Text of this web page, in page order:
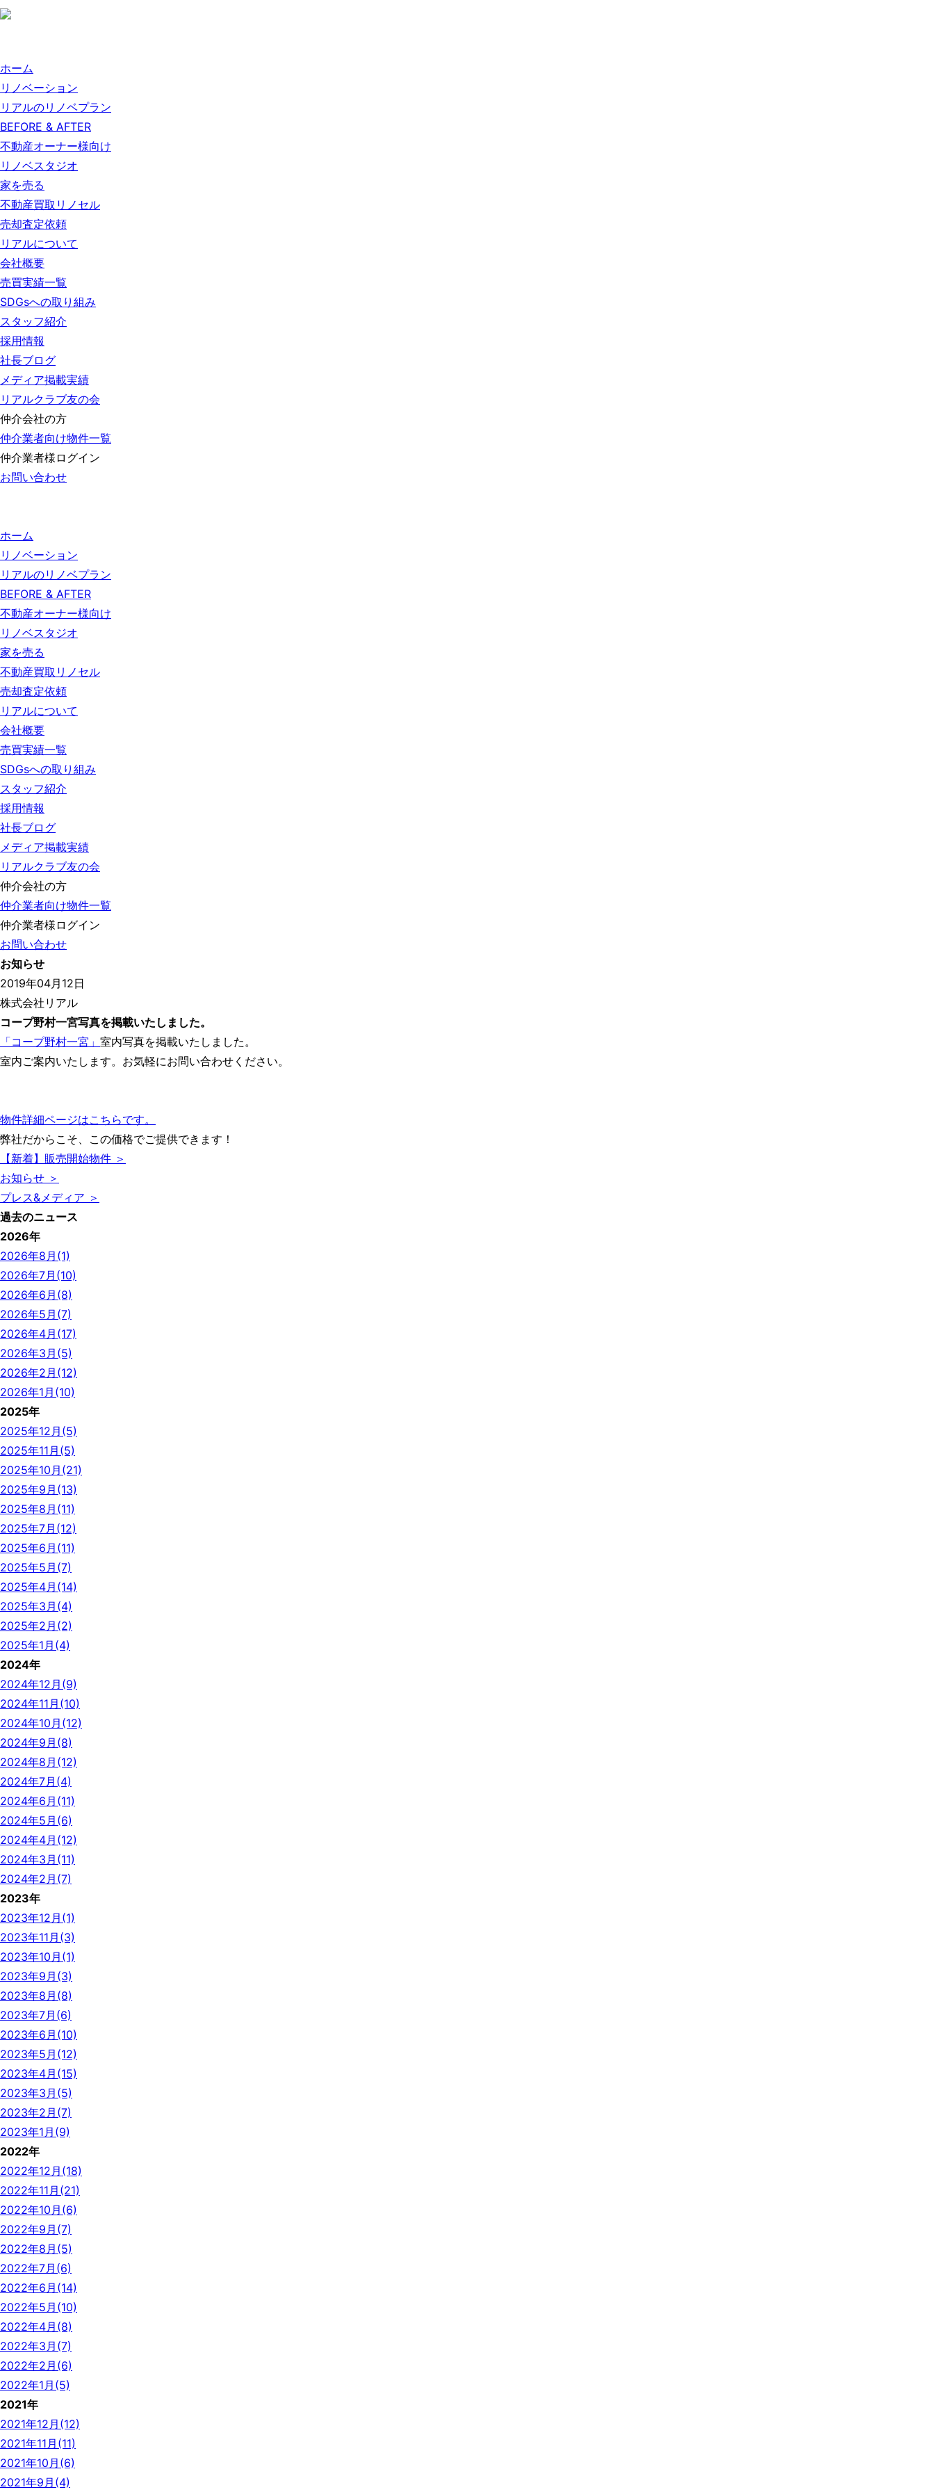
ホーム
リノベーション
リアルのリノベプラン
BEFORE & AFTER
不動産オーナー様向け
リノベスタジオ
家を売る
不動産買取リノセル
売却査定依頼
リアルについて
会社概要
売買実績一覧
SDGsへの取り組み
スタッフ紹介
採用情報
社長ブログ
メディア掲載実績
リアルクラブ友の会
仲介会社の方
仲介業者向け物件一覧
仲介業者様ログイン
お問い合わせ
ホーム
リノベーション
リアルのリノベプラン
BEFORE & AFTER
不動産オーナー様向け
リノベスタジオ
家を売る
不動産買取リノセル
売却査定依頼
リアルについて
会社概要
売買実績一覧
SDGsへの取り組み
スタッフ紹介
採用情報
社長ブログ
メディア掲載実績
リアルクラブ友の会
仲介会社の方
仲介業者向け物件一覧
仲介業者様ログイン
お問い合わせ
お知らせ
2019年04月12日
株式会社リアル
コープ野村一宮写真を掲載いたしました。
「コープ野村一宮」 室内写真を掲載いたしました。
室内ご案内いたします。お気軽にお問い合わせください。
物件詳細ページはこちらです。
弊社だからこそ、この価格でご提供できます！
【新着】販売開始物件 ＞
お知らせ ＞
プレス&メディア ＞
過去のニュース
2026年
2026年8月(1)
2026年7月(10)
2026年6月(8)
2026年5月(7)
2026年4月(17)
2026年3月(5)
2026年2月(12)
2026年1月(10)
2025年
2025年12月(5)
2025年11月(5)
2025年10月(21)
2025年9月(13)
2025年8月(11)
2025年7月(12)
2025年6月(11)
2025年5月(7)
2025年4月(14)
2025年3月(4)
2025年2月(2)
2025年1月(4)
2024年
2024年12月(9)
2024年11月(10)
2024年10月(12)
2024年9月(8)
2024年8月(12)
2024年7月(4)
2024年6月(11)
2024年5月(6)
2024年4月(12)
2024年3月(11)
2024年2月(7)
2023年
2023年12月(1)
2023年11月(3)
2023年10月(1)
2023年9月(3)
2023年8月(8)
2023年7月(6)
2023年6月(10)
2023年5月(12)
2023年4月(15)
2023年3月(5)
2023年2月(7)
2023年1月(9)
2022年
2022年12月(18)
2022年11月(21)
2022年10月(6)
2022年9月(7)
2022年8月(5)
2022年7月(6)
2022年6月(14)
2022年5月(10)
2022年4月(8)
2022年3月(7)
2022年2月(6)
2022年1月(5)
2021年
2021年12月(12)
2021年11月(11)
2021年10月(6)
2021年9月(4)